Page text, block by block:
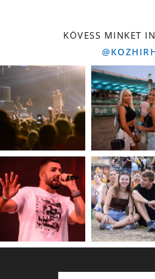
KÖVESS MINKET